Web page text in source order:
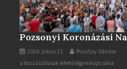
Pozsonyi Koronázási
2026. július 21. Pusztay Sándor
Pozsonyi
a hozzászólások lehetősége kikapcsolva